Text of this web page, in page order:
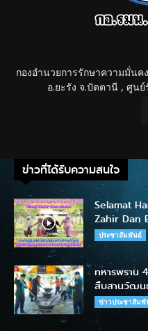
กองอำนวยการรักษาความมั่น
อ.ยะรัง จ.ปัตตานี , ศูน
ข่าวที่ได้รับความสนใจ
Selamat
Zahir Dan
ประชาสัมพันธ์
ทหารพราน
สืบสานวัฒน
ข่าวประชาสัมพั